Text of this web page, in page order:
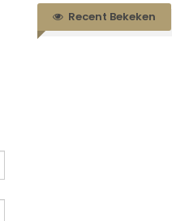
Recent Bekeken